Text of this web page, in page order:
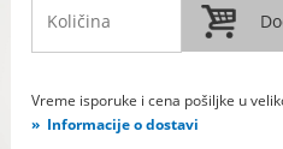
Vreme isporuke i cena pošiljke u
Informacije o dostavi